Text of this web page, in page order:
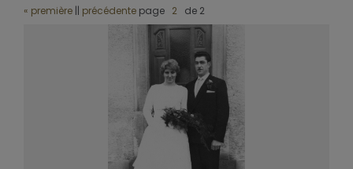
« première || précédente page de 2